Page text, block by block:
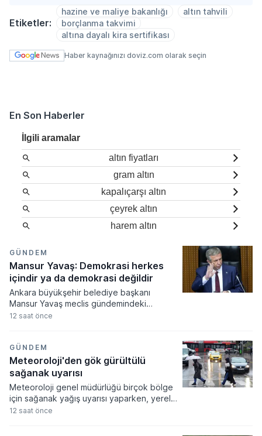
Etiketler:
hazine ve maliye bakanlığı
altın tahvili
borçlanma takvimi
altına dayalı kira sertifikası
Haber kaynağınızı doviz.com olarak seçin
En Son Haberler
İlgili aramalar
altın fiyatları
gram altın
kapalıçarşı altın
çeyrek altın
harem altın
GÜNDEM
Mansur Yavaş: Demokrasi herkes
içindir ya da demokrasi değildir
Ankara büyükşehir belediye başkanı
Mansur Yavaş meclis gündemindeki
çerçeve yasaya dair sert eleştirilerde
eşit uygulanması gerektiğini savunan
Yavaş, toplumsal mutabakat sağlanmadan
atılan siyasi adımların kalıcı huzur
getirmeyeceğini ifade etti.
12 saat önce
GÜNDEM
Meteoroloji'den gök gürültülü
sağanak uyarısı
Meteoroloji genel müdürlüğü birçok bölge
için sağanak yağış uyarısı yaparken, yerel
kuvvetli yağışların beklendiği illerde
12 saat önce